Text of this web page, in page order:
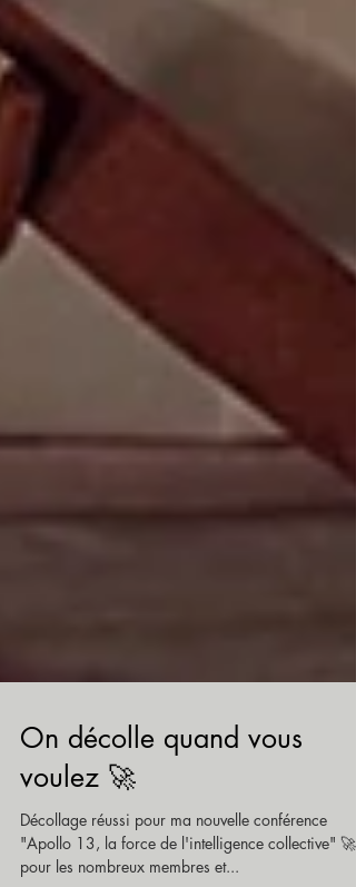
On décolle quand vous
voulez 🚀